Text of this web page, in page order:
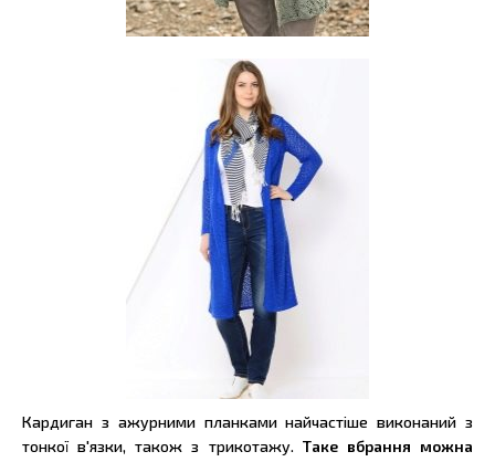
Кардиган з ажурними планками найчастіше виконаний з
тонкої в'язки, також з трикотажу. Таке вбрання можна